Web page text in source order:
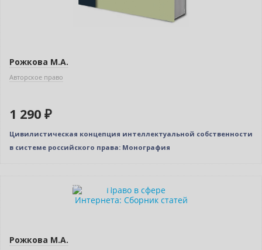
Рожкова М.А.
Авторское право
1 290 ₽
Цивилистическая концепция интеллектуальной собственности
в системе российского права: Монография
Индивидуальный подход
Рожкова М.А.